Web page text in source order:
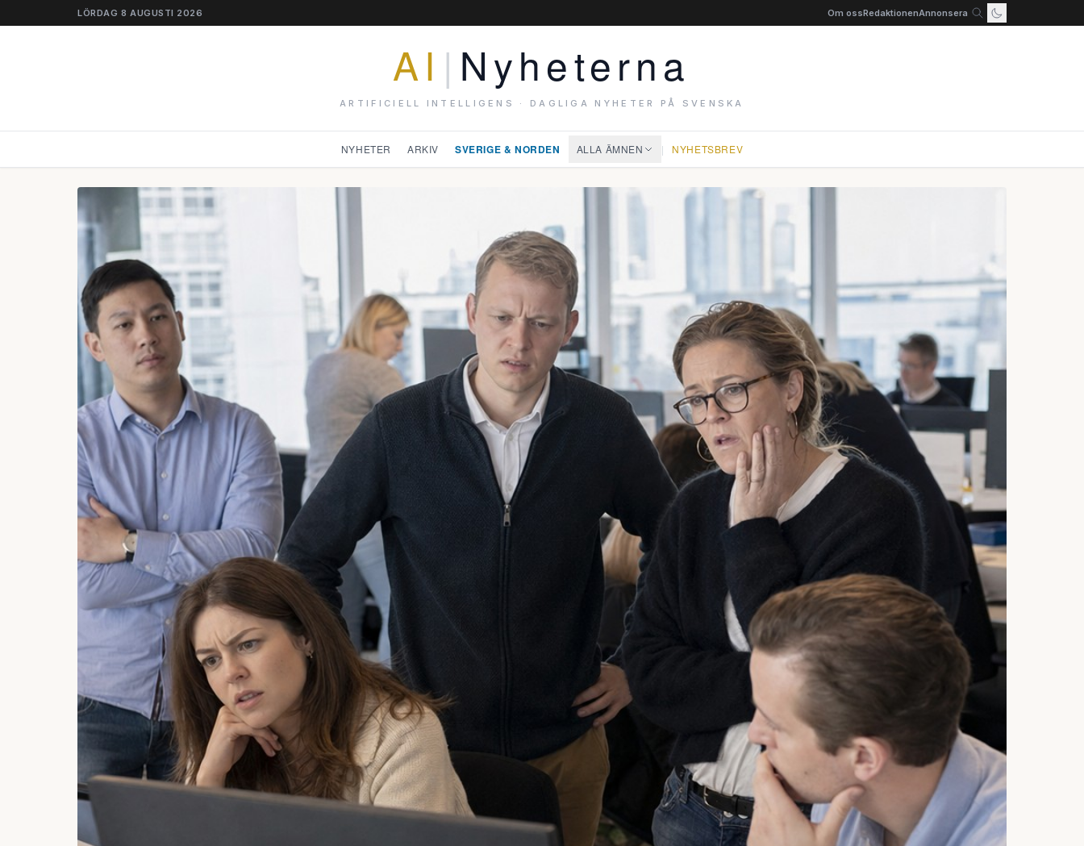
LÖRDAG 8 AUGUSTI 2026 Om ossRedaktionenAnnonsera
AI | Nyheterna
ARTIFICIELL INTELLIGENS · DAGLIGA NYHETER PÅ SVENSKA
NYHETER ARKIV SVERIGE & NORDEN ALLA ÄMNEN | NYHETSBREV